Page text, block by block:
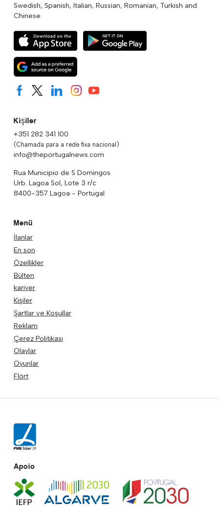
Swedish, Spanish, Italian, Russian, Romanian, Turkish and
Chinese.
Kişiler
+351 282 341 100
(Chamada para a rede fixa nacional)
info@theportugalnews.com
Rua Municipio de S Domingos
Urb. Lagoa Sol, Lote 3 r/c
8400-357 Lagoa - Portugal
Menü
İlanlar
En son
Özellikler
Bülten
kariyer
Kişiler
Şartlar ve Koşullar
Reklam
Çerez Politikası
Olaylar
Oyunlar
Flört
Apoio